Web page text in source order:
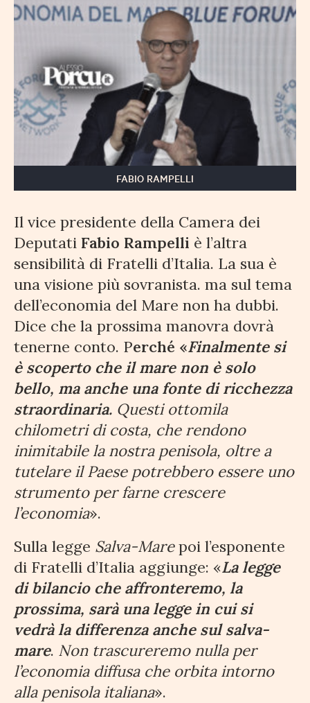
FABIO RAMPELLI
Il vice presidente della Camera dei
Deputati Fabio Rampelli è l’altra
sensibilità di Fratelli d’Italia. La sua è
una visione più sovranista. ma sul tema
dell’economia del Mare non ha dubbi.
Dice che la prossima manovra dovrà
tenerne conto. Perché «Finalmente si
è scoperto che il mare non è solo
bello, ma anche una fonte di ricchezza
straordinaria. Questi ottomila
chilometri di costa, che rendono
inimitabile la nostra penisola, oltre a
tutelare il Paese potrebbero essere uno
strumento per farne crescere
l’economia».
Sulla legge Salva-Marepoi l’esponente
di Fratelli d’Italia aggiunge: «La legge
di bilancio che affronteremo, la
prossima, sarà una legge in cui si
vedrà la differenza anche sul salva-
mare. Non trascureremo nulla per
l’economia diffusa che orbita intorno
alla penisola italiana».